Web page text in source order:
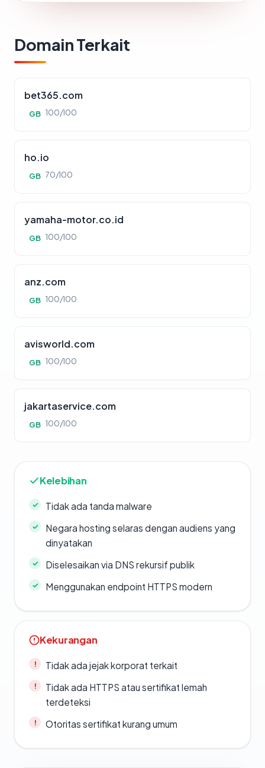
Domain Terkait
bet365.com
GB 100/100
ho.io
GB 70/100
yamaha-motor.co.id
GB 100/100
anz.com
GB 100/100
avisworld.com
GB 100/100
jakartaservice.com
GB 100/100
Kelebihan
Tidak ada tanda malware
Negara hosting selaras dengan audiens yang
dinyatakan
Diselesaikan via DNS rekursif publik
Menggunakan endpoint HTTPS modern
Kekurangan
Tidak ada jejak korporat terkait
Tidak ada HTTPS atau sertifikat lemah
terdeteksi
Otoritas sertifikat kurang umum